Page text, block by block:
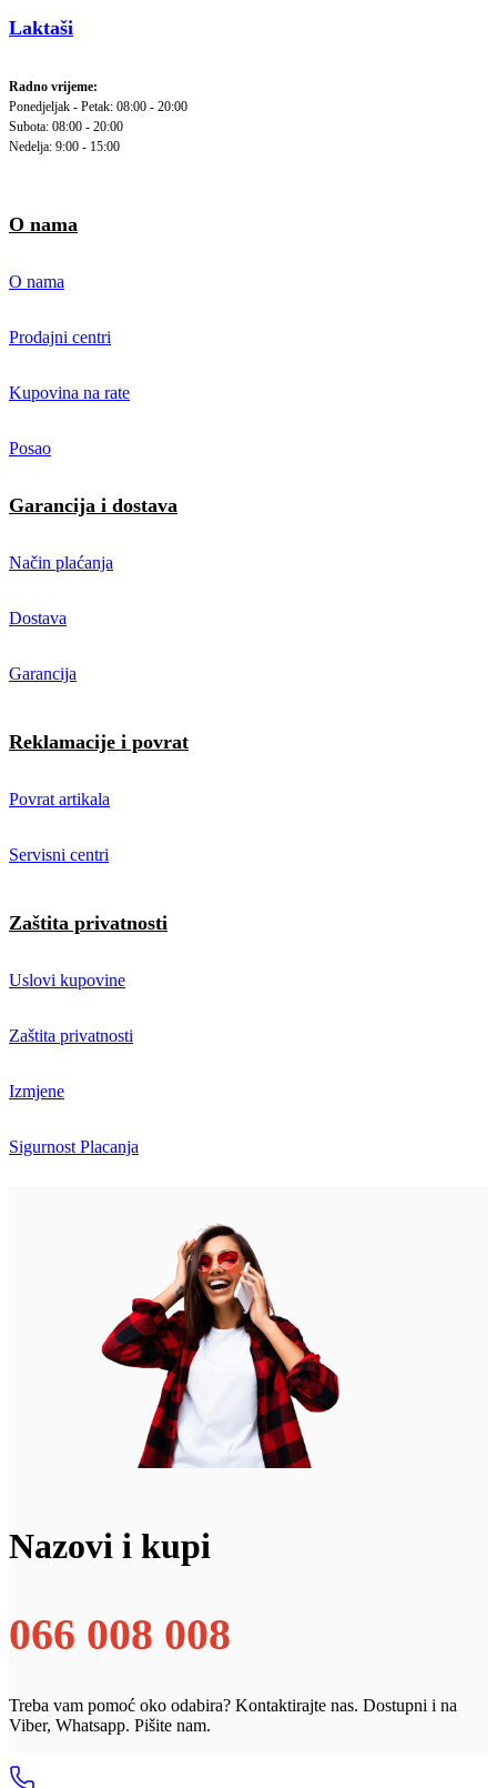
Laktaši
Radno vrijeme:
Ponedjeljak - Petak: 08:00 - 20:00
Subota: 08:00 - 20:00
Nedelja: 9:00 - 15:00
O nama
O nama
Prodajni centri
Kupovina na rate
Posao
Garancija i dostava
Način plaćanja
Dostava
Garancija
Reklamacije i povrat
Povrat artikala
Servisni centri
Zaštita privatnosti
Uslovi kupovine
Zaštita privatnosti
Izmjene
Sigurnost Placanja
Nazovi i kupi
066 008 008
Treba vam pomoć oko odabira? Kontaktirajte nas. Dostupni i na
Viber, Whatsapp. Pišite nam.